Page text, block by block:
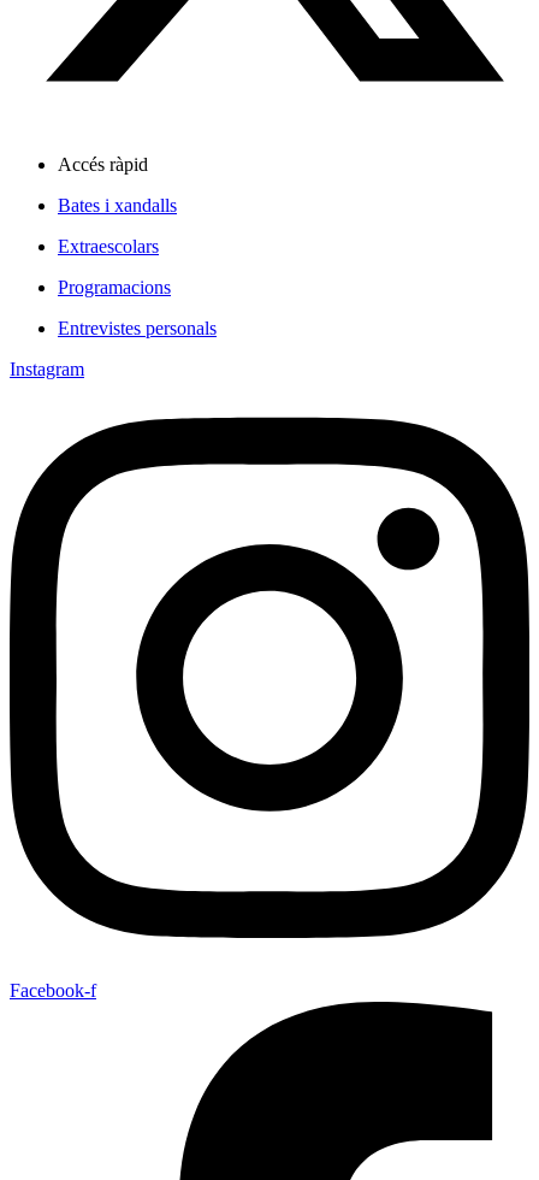
Accés ràpid
Bates i xandalls
Extraescolars
Programacions
Entrevistes personals
Instagram
Facebook-f